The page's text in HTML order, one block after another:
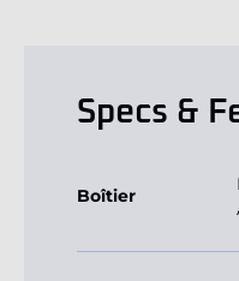
Specs &
Boîtier